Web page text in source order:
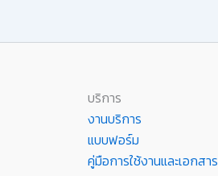
บริการ
งานบริการ
แบบฟอร์ม
คู่มือการใช้งานและเอกสาร